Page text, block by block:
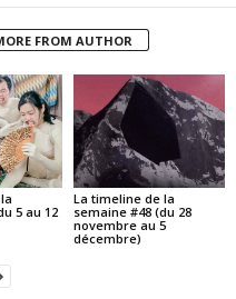
FROM AUTHOR
5 au 12
La timeline de la
semaine #48 (du 28
novembre au 5
décembre)